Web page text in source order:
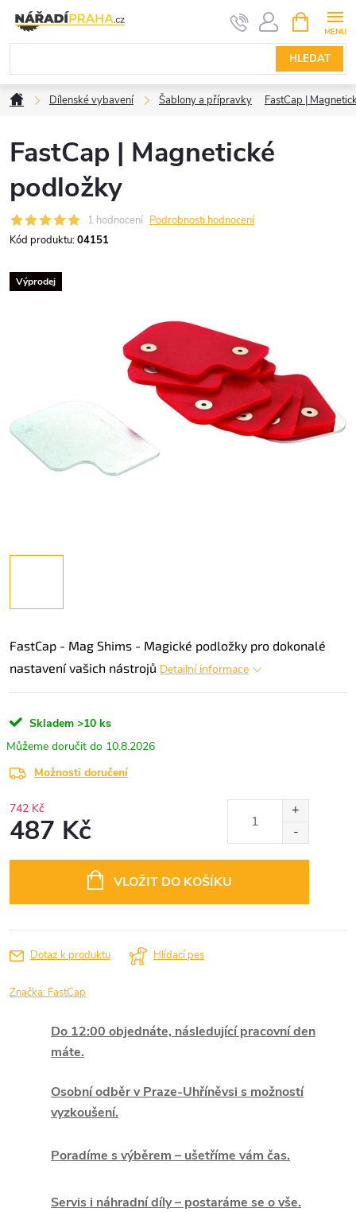
obsah
HLEDAT
NÁKUPNÍ
KOŠÍK
DomůDílenské vybavení Šablony a přípravky FastCap |
FastCap | Magnetické
podložky
1 hodnocení Podrobnosti hodnocení
Kód produktu:04151
Výprodej
FastCap - Mag Shims - Magické podložky pro dokonalé
nastavení vašich nástrojů Detailní informace
Skladem >10 ks
10.8.2026
Možnosti doručení
742 Kč
487 Kč
VLOŽIT DO KOŠÍKU
Dotaz k produktu Hlídací pes
Značka: FastCap
Do 12:00 objednáte, následující pracovní den
máte.
Osobní odběr v Praze-Uhříněvsi s možností
vyzkoušení.
Poradíme s výběrem – ušetříme vám čas.
Servis i náhradní díly – postaráme se o vše.